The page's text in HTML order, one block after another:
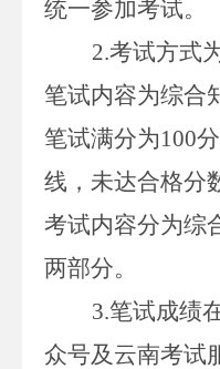
统一参加考试。
2.考试方式
笔试内容为综合
笔试满分为100分
线，未达合格分
考试内容分为综
两部分。
3.笔试成绩
众号及云南考试